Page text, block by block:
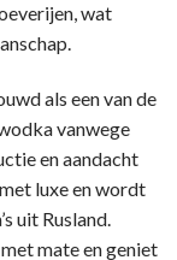
wat
als een van de
vanwege
en aandacht
luxe en wordt
uit Rusland.
mate en geniet